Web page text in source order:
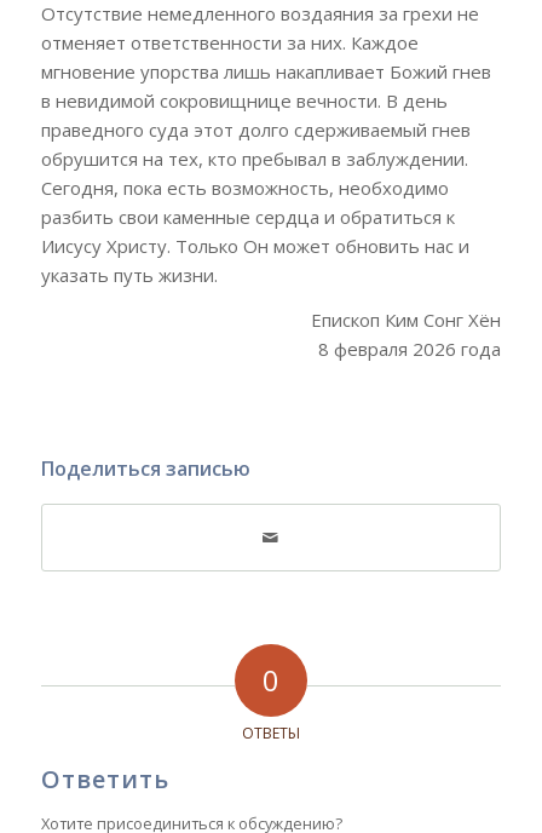
Отсутствие немедленного воздаяния за грехи не
отменяет ответственности за них. Каждое
мгновение упорства лишь накапливает Божий гнев
в невидимой сокровищнице вечности. В день
праведного суда этот долго сдерживаемый гнев
обрушится на тех, кто пребывал в заблуждении.
Сегодня, пока есть возможность, необходимо
разбить свои каменные сердца и обратиться к
Иисусу Христу. Только Он может обновить нас и
указать путь жизни.
Епископ Ким Сонг Хён
8 февраля 2026 года
Поделиться записью
0
ОТВЕТЫ
Ответить
Хотите присоединиться к обсуждению?